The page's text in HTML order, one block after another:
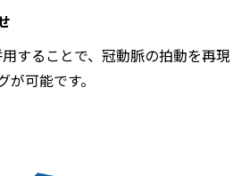
することで、冠動脈の拍動を再現
可能です。